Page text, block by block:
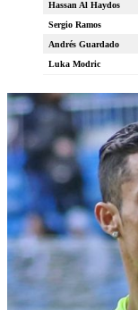
Hassan Al Haydos
Sergio Ramos
Andrés Guardado
Luka Modric